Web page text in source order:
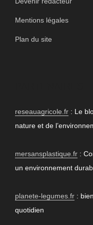
Mentions légales
Plan du site
reseauagricole.fr : Le
nature et de
mersansplastique.fr :
un environnement
planete-legumes.fr :
quotidien